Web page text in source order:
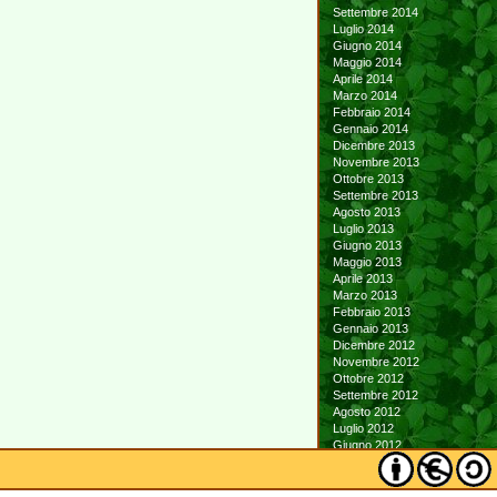
Settembre 2014
Luglio 2014
Giugno 2014
Maggio 2014
Aprile 2014
Marzo 2014
Febbraio 2014
Gennaio 2014
Dicembre 2013
Novembre 2013
Ottobre 2013
Settembre 2013
Agosto 2013
Luglio 2013
Giugno 2013
Maggio 2013
Aprile 2013
Marzo 2013
Febbraio 2013
Gennaio 2013
Dicembre 2012
Novembre 2012
Ottobre 2012
Settembre 2012
Agosto 2012
Luglio 2012
Giugno 2012
Maggio 2012
Aprile 2012